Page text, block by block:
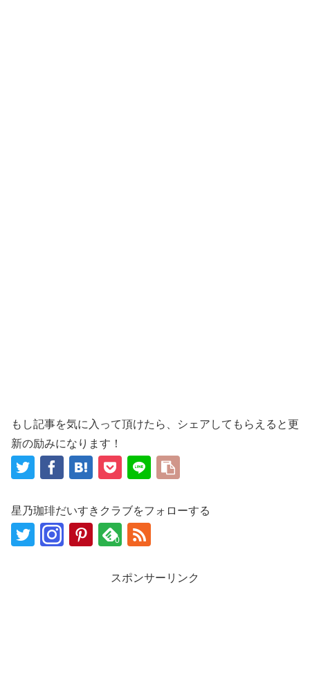
もし記事を気に入って頂けたら、シェアしてもらえると更
新の励みになります！
星乃珈琲だいすきクラブをフォローする
0
スポンサーリンク